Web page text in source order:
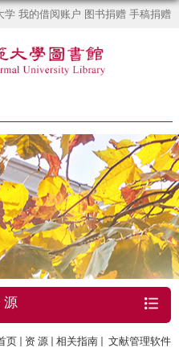
学 我的借阅账户 图书捐赠 手稿捐赠
源
页 资 源 相关指南 文献管理软件